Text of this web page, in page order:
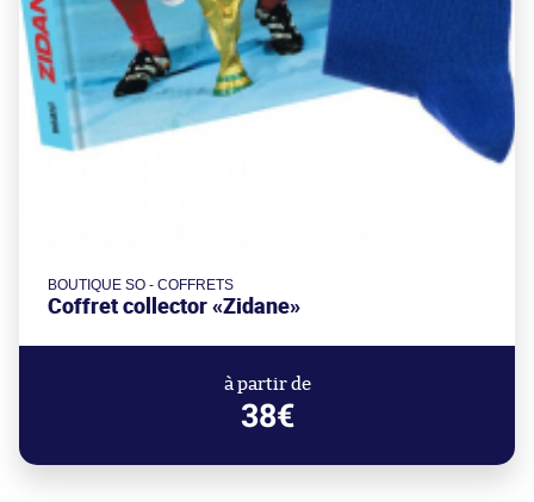
BOUTIQUE SO - COFFRETS
Coffret collector «Zidane»
à partir de
38€